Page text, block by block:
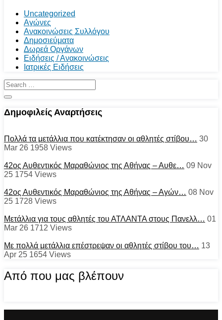
Uncategorized
Αγώνες
Ανακοινώσεις Συλλόγου
Δημοσιεύματα
Δωρεά Οργάνων
Ειδήσεις / Ανακοινώσεις
Ιατρικές Ειδήσεις
Δημοφιλείς Αναρτήσεις
Πολλά τα μετάλλια που κατέκτησαν οι αθλητές στίβου… 30
Mar 26 1958 Views
42ος Αυθεντικός Μαραθώνιος της Αθήνας – Αυθε… 09 Nov
25 1754 Views
42ος Αυθεντικός Μαραθώνιος της Αθήνας – Αγών… 08 Nov
25 1728 Views
Μετάλλια για τους αθλητές του ΑΤΛΑΝΤΑ στους Πανελλ… 01
Mar 26 1712 Views
Με πολλά μετάλλια επέστρεψαν οι αθλητές στίβου του… 13
Apr 25 1654 Views
Από που μας βλέπουν